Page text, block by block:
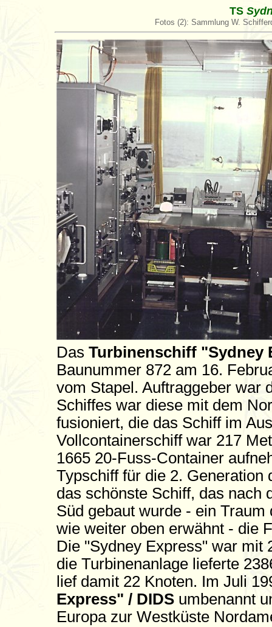
TS
Fotos (2): Sammlung W.
Das Turbinenschiff "Sydney
Baunummer 872 am 16.
vom Stapel. Auftraggeber war
Schiffes war diese mit dem
fusioniert, die das Schiff im
Vollcontainerschiff war 217
1665 20-Fuss-Container
Typschiff für die 2. Generation
das schönste Schiff, das nach
Süd gebaut wurde - ein
wie weiter oben erwähnt - die
Die "Sydney Express" war mit
die Turbinenanlage lieferte
lief damit 22 Knoten. Im Juli
Express" / DIDS umbenannt
Europa zur Westküste